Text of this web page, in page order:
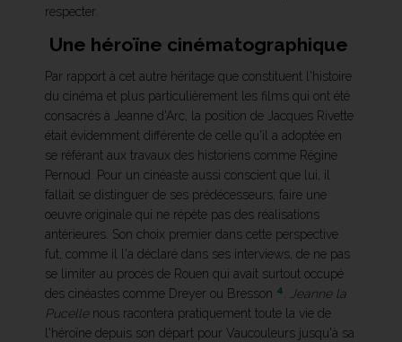
respecter.
Une héroïne cinématographique
Par rapport à cet autre héritage que constituent l'histoire
du cinéma et plus particulièrement les films qui ont été
consacrés à Jeanne d'Arc, la position de Jacques Rivette
était évidemment différente de celle qu'il a adoptée en
se référant aux travaux des historiens comme Régine
Pernoud. Pour un cinéaste aussi conscient que lui, il
fallait se distinguer de ses prédécesseurs, faire une
oeuvre originale qui ne répète pas des réalisations
antérieures. Son choix premier dans cette perspective
fut, comme il l'a déclaré dans ses interviews, de ne pas
se limiter au procès de Rouen qui avait surtout occupé
des cinéastes comme Dreyer ou Bresson 4
Jeanne la
Pucellenous racontera pratiquement toute la vie de
l'héroïne depuis son départ pour Vaucouleurs jusqu'à sa